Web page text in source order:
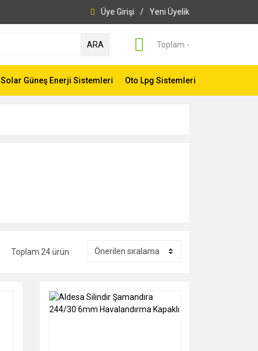
Üye Girişi / Yeni Üyelik
ARA Toplam -
Solar Güneş Enerji Sistemleri Oto Lpg Sistemleri
Toplam 24 ürün